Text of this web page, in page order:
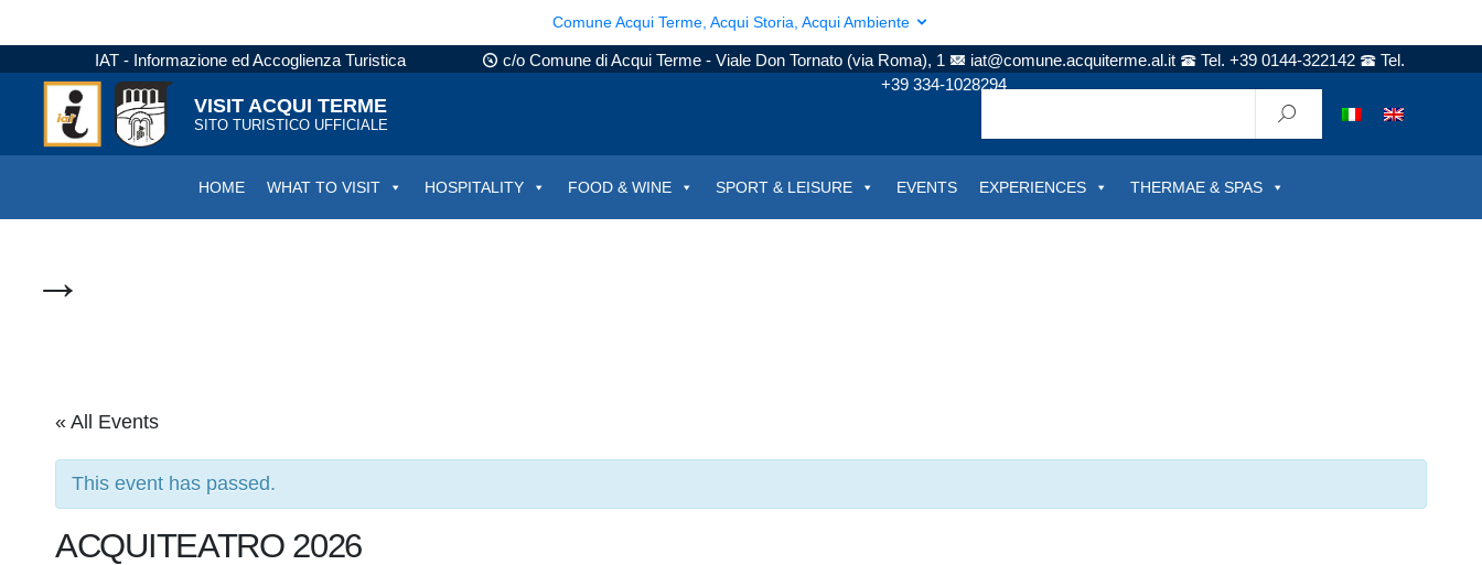
Comune Acqui Terme, Acqui Storia, Acqui Ambiente
IAT - Informazione ed Accoglienza Turistica c/o Comune di Acqui Terme - Viale Don Tornato (via Roma), 1 iat@comune.acquiterme.al.it Tel. +39 0144-322142
Tel.
+39 334-1028294
VISIT ACQUI TERME
SITO TURISTICO UFFICIALE
HOME WHAT TO VISIT HOSPITALITY FOOD & WINE SPORT & LEISURE EVENTS EXPERIENCES THERMAE & SPAS
→
« All Events
This event has passed.
ACQUITEATRO 2026